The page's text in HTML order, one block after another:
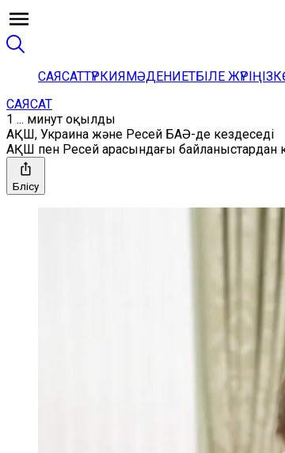
САЯСАТТҮРКИЯМӘДЕНИЕТБІЛЕ ЖҮРІҢІЗ
САЯСАТ
1 ... минут оқылды
АҚШ, Украина және Ресей БАӘ-де кездеседі
АҚШ пен Ресей арасындағы байланыстардан
Бөлісу